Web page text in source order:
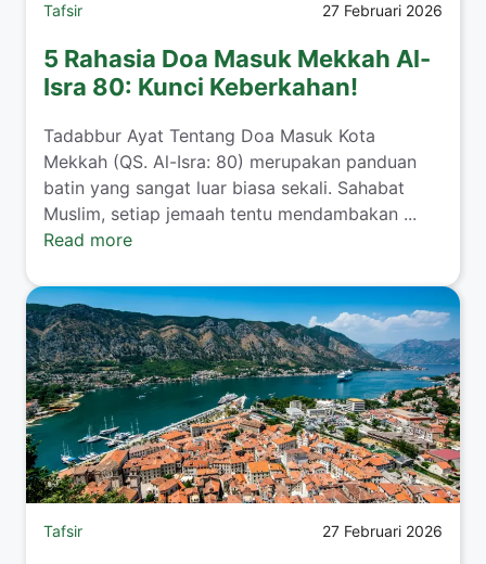
Tafsir 27 Februari 2026
5 Rahasia Doa Masuk Mekkah Al-
Isra 80: Kunci Keberkahan!
Tadabbur Ayat Tentang Doa Masuk Kota
Mekkah (QS. Al-Isra: 80) merupakan panduan
batin yang sangat luar biasa sekali. Sahabat
Muslim, setiap jemaah tentu mendambakan ...
Read more
Tafsir 27 Februari 2026